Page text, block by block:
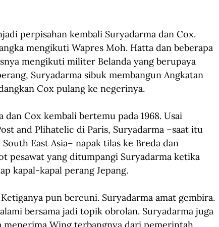
perpisahan kembali Suryadarma dan Cox.
mengikuti Wapres Moh. Hatta dan beberapa
mengikuti militer Belanda yang berupaya
Suryadarma sibuk membangun Angkatan
Cox pulang ke negerinya.
Cox kembali bertemu pada 1968. Usai
and Plihatelic di Paris, Suryadarma –saat itu
East Asia– napak tilas ke Breda dan
pesawat yang ditumpangi Suryadarma ketika
kapal-kapal perang Jepang.
pun bereuni. Suryadarma amat gembira.
bersama jadi topik obrolan. Suryadarma juga
menerima Wing terbangnya dari pemerintah